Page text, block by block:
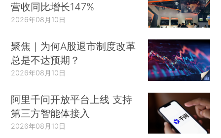
营收同比增长147%
2026年08月10日
聚焦｜为何A股退市制度改革
总是不达预期？
2026年08月10日
阿里千问开放平台上线 支持
第三方智能体接入
2026年08月10日